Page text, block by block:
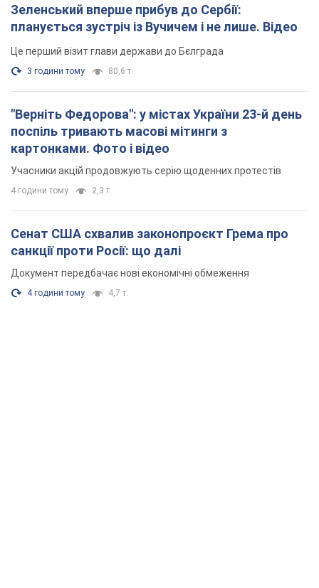
Зеленський вперше прибув до Сербії:
планується зустріч із Вучичем і не лише. Відео
Це перший візит глави держави до Бєлграда
3 години тому 80,6 т.
"Верніть Федорова": у містах України 23-й день
поспіль тривають масові мітинги з
картонками. Фото і відео
Учасники акцій продовжують серію щоденних протестів
4 години тому 2,3 т.
Сенат США схвалив законопроєкт Грема про
санкції проти Росії: що далі
Документ передбачає нові економічні обмеження
4 години тому 4,7 т.